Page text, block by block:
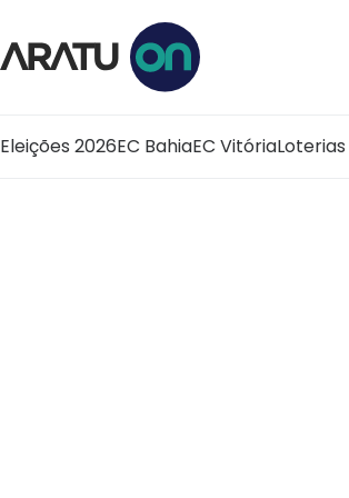
Eleições 2026EC BahiaEC VitóriaLoterias